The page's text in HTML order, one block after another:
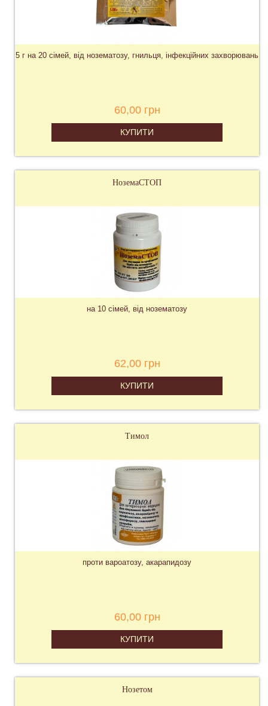
5 г на 20 сімей, від нозематозу, гнильця, інфекційних захворювань
60,00 грн
КУПИТИ
НоземаСТОП
на 10 сімей, від нозематозу
62,00 грн
КУПИТИ
Тимол
проти вароатозу, акарапидозу
60,00 грн
КУПИТИ
Нозетом